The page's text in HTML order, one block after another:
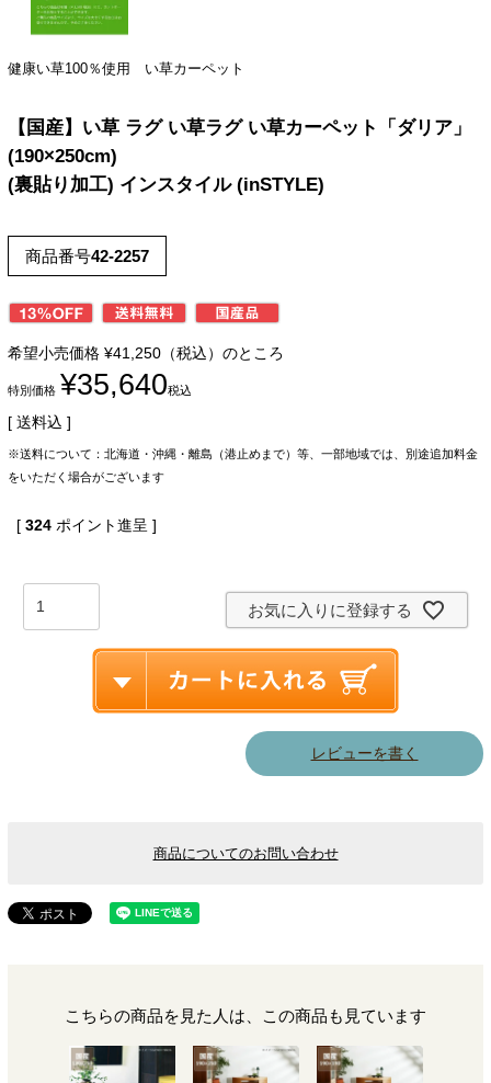
健康い草100％使用 い草カーペット
【国産】い草 ラグ い草ラグ い草カーペット「ダリア」
(190×250cm)
(裏貼り加工) インスタイル (inSTYLE)
商品番号42-2257
希望小売価格 ¥41,250 （税込）のところ
特別価格 ¥35,640税込
送料込
※送料について：北海道・沖縄・離島（港止めまで）等、一部地域では、別途追加料金
をいただく場合がございます
[ 324 ポイント進呈 ]
お気に入りに登録する
レビューを書く
商品についてのお問い合わせ
こちらの商品を見た人は、この商品も見ています